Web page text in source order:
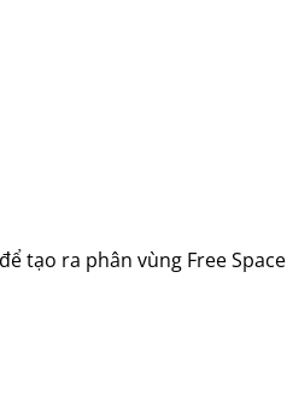
tạo ra phân vùng Free Space